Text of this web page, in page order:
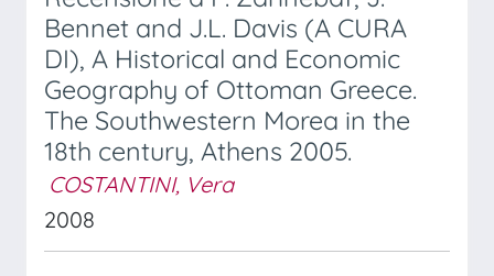
Bennet and J.L. Davis (A CURA
DI), A Historical and Economic
Geography of Ottoman Greece.
The Southwestern Morea in the
18th century, Athens 2005.
COSTANTINI, Vera
2008